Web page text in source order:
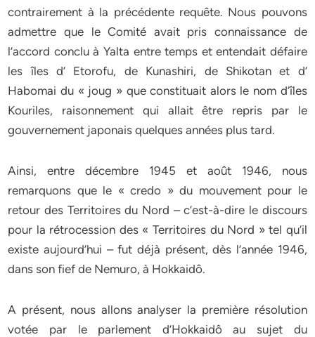
contrairement à la précédente requête. Nous pouvons
admettre que le Comité avait pris connaissance de
l’accord conclu à Yalta entre temps et entendait défaire
les îles d’ Etorofu, de Kunashiri, de Shikotan et d’
Habomai du « joug » que constituait alors le nom d’îles
Kouriles, raisonnement qui allait être repris par le
gouvernement japonais quelques années plus tard.
Ainsi, entre décembre 1945 et août 1946, nous
remarquons que le « credo » du mouvement pour le
retour des Territoires du Nord – c’est-à-dire le discours
pour la rétrocession des « Territoires du Nord » tel qu’il
existe aujourd’hui – fut déjà présent, dès l’année 1946,
dans son fief de Nemuro, à Hokkaidô.
A présent, nous allons analyser la première résolution
votée par le parlement d’Hokkaidô au sujet du